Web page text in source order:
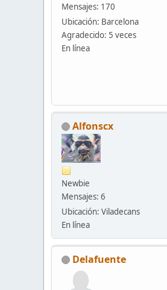
Mensajes: 170
Ubicación: Barcelona
Agradecido: 5 veces
En línea
Alfonscx
Newbie
Mensajes: 6
Ubicación: Viladecans
En línea
Delafuente